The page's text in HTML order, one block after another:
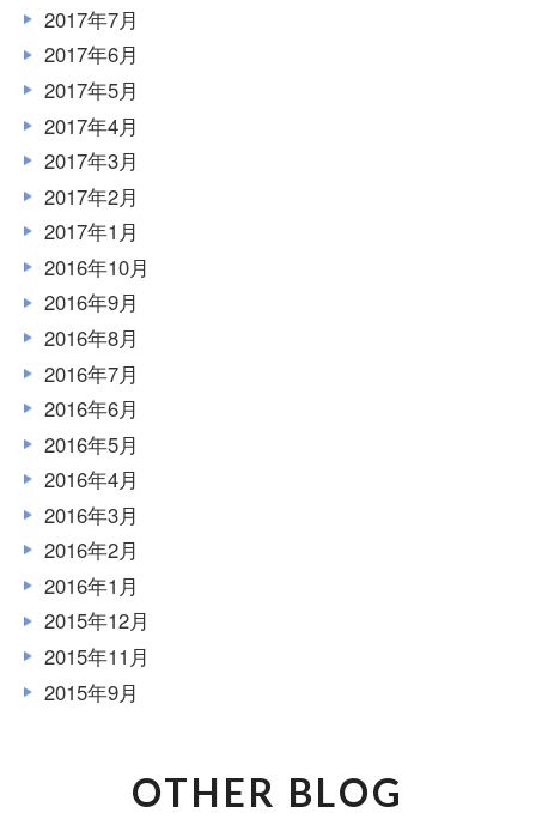
2017年7月
2017年6月
2017年5月
2017年4月
2017年3月
2017年2月
2017年1月
2016年10月
2016年9月
2016年8月
2016年7月
2016年6月
2016年5月
2016年4月
2016年3月
2016年2月
2016年1月
2015年12月
2015年11月
2015年9月
OTHER BLOG